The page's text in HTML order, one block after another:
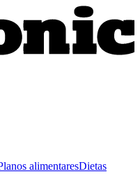
alimentaresDietas